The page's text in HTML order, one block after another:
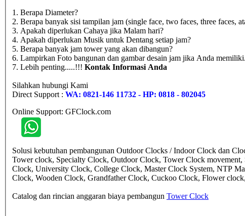
1. Berapa Diameter?
2. Berapa banyak sisi tampilan jam (single face, two faces, three faces,
3. Apakah diperlukan Cahaya jika Malam hari?
4. Apakah diperlukan Musik untuk Dentang setiap jam?
5. Berapa banyak jam tower yang akan dibangun?
6. Lampirkan Foto bangunan dan gambar desain jam jika Anda memiliki.
7. Lebih penting.....!!! Kontak Informasi Anda
Silahkan hubungi Kami
Direct Support : WA: 0821-146 11732 - HP: 0818 - 802045
Online Support: GFClock.com
Solusi kebutuhan pembangunan Outdoor Clocks / Indoor Clock dan
Tower clock, Specialty Clock, Outdoor Clock, Tower Clock
Clock, University Clock, College Clock, Master Clock System, NTP
Clock, Wooden Clock, Grandfather Clock, Cuckoo Clock, Flower
Catalog dan rincian anggaran biaya pembangun Tower Clock